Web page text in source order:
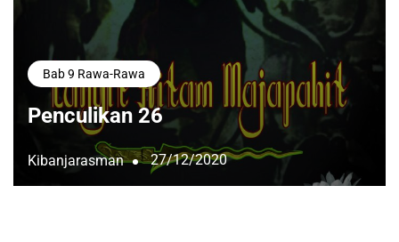
Bab 9 Rawa-Rawa
Penculikan 26
Kibanjarasman 27/12/2020